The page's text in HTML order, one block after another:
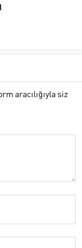
aracılığıyla siz